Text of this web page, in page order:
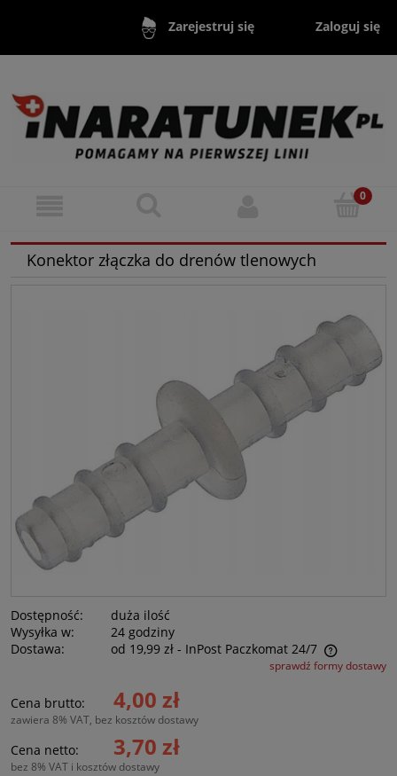
Zarejestruj się Zaloguj się
Konektor złączka do drenów tlenowych
Dostępność:
duża ilość
Wysyłka w:
24 godziny
Dostawa:
od 19,99 zł - InPost Paczkomat 24/7
Cena nie zawiera ewentualnych kosztów płatnościsprawdź formy dostawy
Cena brutto: 4,00 zł
zawiera 8% VAT, bez kosztów dostawy
Cena netto: 3,70 zł
bez 8% VAT i kosztów dostawy